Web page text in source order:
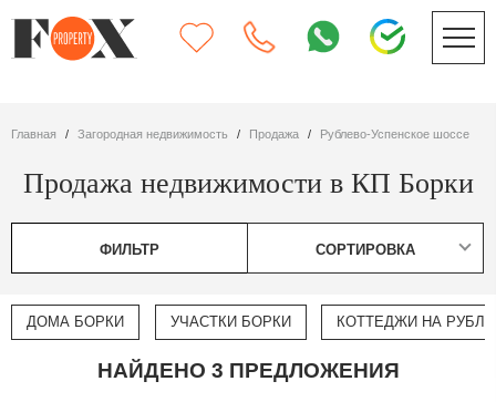
Главная Загородная недвижимость Продажа Рублево-Успенское шоссе
Продажа недвижимости в КП Борки
ФИЛЬТР СОРТИРОВКА
ДОМА БОРКИ УЧАСТКИ БОРКИ КОТТЕДЖИ НА
НАЙДЕНО 3 ПРЕДЛОЖЕНИЯ